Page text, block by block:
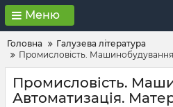
Меню
Головна
Галузева література
Промисловість.
Промисловість.
Автоматизація.